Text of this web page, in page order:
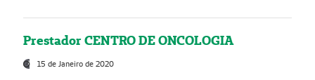
Prestador CENTRO DE ONCOLOGIA
15 de Janeiro de 2020